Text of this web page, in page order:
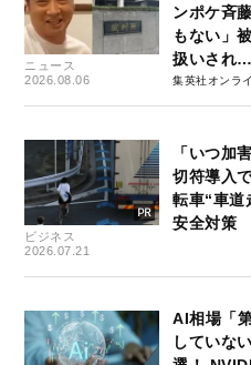
ニュース
2026.08.06
ンポケ斉
もない」
扱いされ…
集英社オンラ
ビジネス
2026.07.21
「いつ加
切符導入
転車“車道
安全対策
AI相場「
していな